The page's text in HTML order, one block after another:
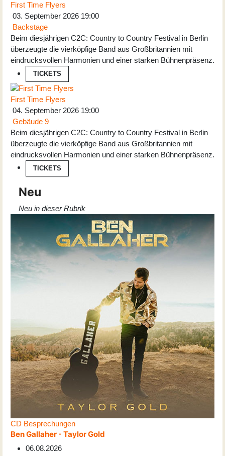
First Time Flyers
03. September 2026 19:00
Backstage
Beim diesjährigen C2C: Country to Country Festival in Berlin
überzeugte die vierköpfige Band aus Großbritannien mit
eindrucksvollen Harmonien und einer starken Bühnenpräsenz.
TICKETS
First Time Flyers
04. September 2026 19:00
Gebäude 9
Beim diesjährigen C2C: Country to Country Festival in Berlin
überzeugte die vierköpfige Band aus Großbritannien mit
eindrucksvollen Harmonien und einer starken Bühnenpräsenz.
TICKETS
Neu
Neu in dieser Rubrik
CD Besprechungen
Ben Gallaher - Taylor Gold
06.08.2026